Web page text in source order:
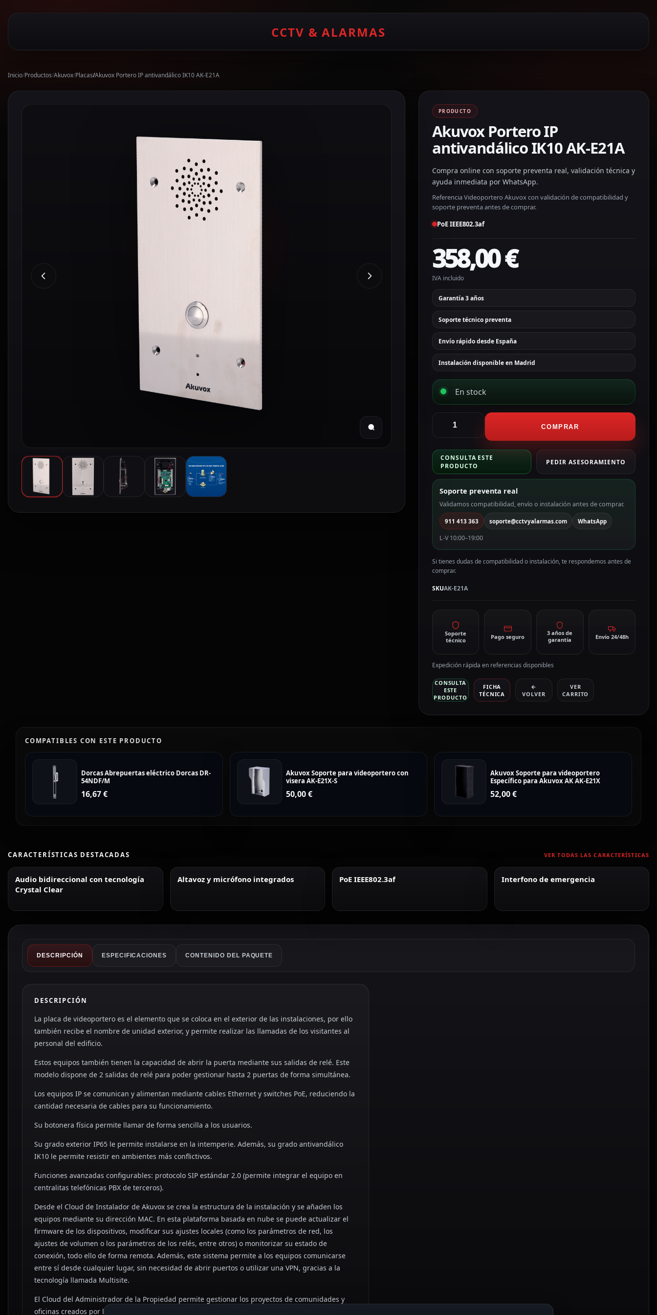
CCTV & ALARMAS
Inicio/Productos/Akuvox/Placas/Akuvox Portero IP antivandálico IK10 AK-E21A
PRODUCTO
Akuvox Portero IP
antivandálico IK10 AK-E21A
Compra online con soporte preventa real, validación técnica y
ayuda inmediata por WhatsApp.
Referencia Videoportero Akuvox con validación de compatibilidad y
soporte preventa antes de comprar.
PoE IEEE802.3af
358,00€
IVA incluido
Garantía 3 años
Soporte técnico preventa
Envío rápido desde España
Instalación disponible en Madrid
En stock
Portero
antivandálico
IK10
AK-
E21A
cantidad
COMPRAR
CONSULTA ESTE
PRODUCTO
PEDIR ASESORAMIENTO
Soporte preventa real
Validamos compatibilidad, envío o instalación antes de comprar.
911 413 363 soporte@cctvyalarmas.com WhatsApp
L-V 10:00–19:00
Si tienes dudas de compatibilidad o instalación, te respondemos antes de
comprar.
SKUAK-E21A
Soporte
técnico
Pago seguro
3 años de
garantía
Envío 24/48h
Expedición rápida en referencias disponibles
CONSULTA
ESTE
PRODUCTO
FICHA
TÉCNICA
←
VOLVER
VER
CARRITO
COMPATIBLES CON ESTE PRODUCTO
Dorcas Abrepuertas eléctrico Dorcas DR-
54NDF/M
16,67€
Akuvox Soporte para videoportero con
visera AK-E21X-S
50,00€
Akuvox Soporte para videoportero
Específico para Akuvox AK AK-E21X
52,00€
CARACTERÍSTICAS DESTACADAS VER TODAS LAS CARACTERÍSTICAS
Audio bidireccional con tecnología
Crystal Clear
Altavoz y micrófono integrados PoE IEEE802.3af Interfono de emergencia
DESCRIPCIÓN ESPECIFICACIONES CONTENIDO DEL PAQUETE
DESCRIPCIÓN
La placa de videoportero es el elemento que se coloca en el exterior de las instalaciones, por ello
también recibe el nombre de unidad exterior, y permite realizar las llamadas de los visitantes al
personal del edificio.
Estos equipos también tienen la capacidad de abrir la puerta mediante sus salidas de relé. Este
modelo dispone de 2 salidas de relé para poder gestionar hasta 2 puertas de forma simultánea.
Los equipos IP se comunican y alimentan mediante cables Ethernet y switches PoE, reduciendo la
cantidad necesaria de cables para su funcionamiento.
Su botonera física permite llamar de forma sencilla a los usuarios.
Su grado exterior IP65 le permite instalarse en la intemperie. Además, su grado antivandálico
IK10 le permite resistir en ambientes más conflictivos.
Funciones avanzadas configurables: protocolo SIP estándar 2.0 (permite integrar el equipo en
centralitas telefónicas PBX de terceros).
Desde el Cloud de Instalador de Akuvox se crea la estructura de la instalación y se añaden los
equipos mediante su dirección MAC. En esta plataforma basada en nube se puede actualizar el
firmware de los dispositivos, modificar sus ajustes locales (como los parámetros de red, los
ajustes de volumen o los parámetros de los relés, entre otros) o monitorizar su estado de
conexión, todo ello de forma remota. Además, este sistema permite a los equipos comunicarse
entre sí desde cualquier lugar, sin necesidad de abrir puertos o utilizar una VPN, gracias a la
tecnología llamada Multisite.
El Cloud del Administrador de la Propiedad permite gestionar los proyectos de comunidades y
oficinas creados por los instaladores para dar de alta credenciales a los usuarios (llaveros o